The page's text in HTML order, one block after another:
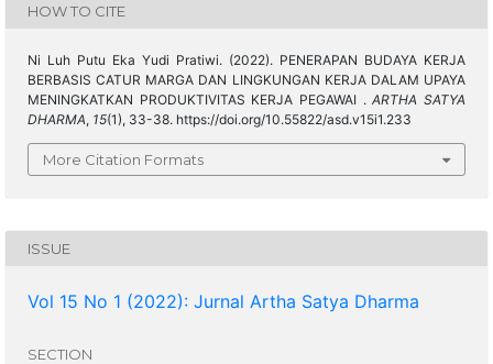
HOW TO CITE
Ni Luh Putu Eka Yudi Pratiwi. (2022). PENERAPAN BUDAYA KERJA
BERBASIS CATUR MARGA DAN LINGKUNGAN KERJA DALAM UPAYA
MENINGKATKAN PRODUKTIVITAS KERJA PEGAWAI .ARTHA SATYA
DHARMA, 15(1), 33-38. https://doi.org/10.55822/asd.v15i1.233
More Citation Formats
ISSUE
Vol 15 No 1 (2022): Jurnal Artha Satya Dharma
SECTION